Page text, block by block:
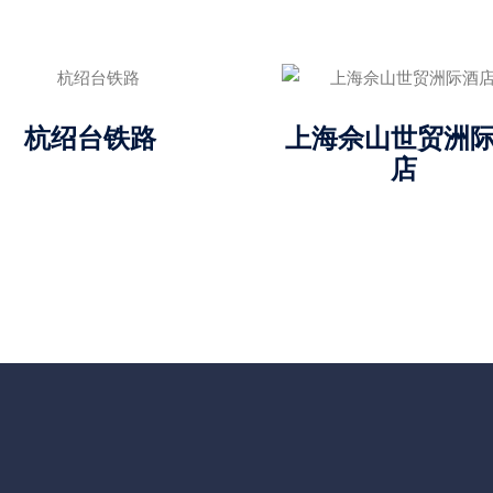
杭绍台铁路 上海佘山世贸洲
店